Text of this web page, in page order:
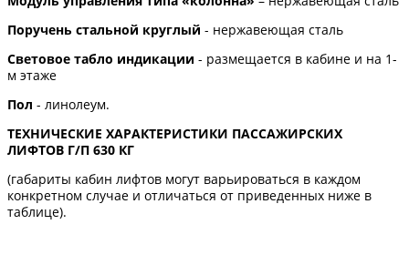
Поручень стальной круглый - нержавеющая сталь
Световое табло индикации - размещается в кабине и на 1-
м этаже
Пол - линолеум.
ТЕХНИЧЕСКИЕ ХАРАКТЕРИСТИКИ ПАССАЖИРСКИХ
ЛИФТОВ Г/П 630 КГ
(габариты кабин лифтов могут варьироваться в каждом
конкретном случае и отличаться от приведенных ниже в
таблице).